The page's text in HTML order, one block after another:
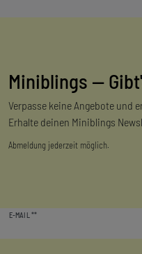
Miniblings —
Verpasse keine Angebote und
Erhalte deinen Miniblings
Abmeldung jederzeit möglich.
E-MAIL **